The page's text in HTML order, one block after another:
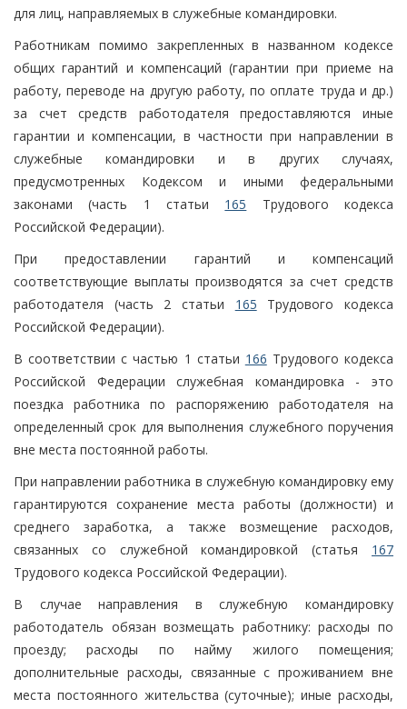
для лиц, направляемых в служебные командировки.
Работникам помимо закрепленных в названном кодексе
общих гарантий и компенсаций (гарантии при приеме на
работу, переводе на другую работу, по оплате труда и др.)
за счет средств работодателя предоставляются иные
гарантии и компенсации, в частности при направлении в
служебные командировки и в других случаях,
предусмотренных Кодексом и иными федеральными
законами (часть 1 статьи 165 Трудового кодекса
Российской Федерации).
При предоставлении гарантий и компенсаций
соответствующие выплаты производятся за счет средств
работодателя (часть 2 статьи 165 Трудового кодекса
Российской Федерации).
В соответствии с частью 1 статьи 166 Трудового кодекса
Российской Федерации служебная командировка - это
поездка работника по распоряжению работодателя на
определенный срок для выполнения служебного поручения
вне места постоянной работы.
При направлении работника в служебную командировку ему
гарантируются сохранение места работы (должности) и
среднего заработка, а также возмещение расходов,
связанных со служебной командировкой (статья 167
Трудового кодекса Российской Федерации).
В случае направления в служебную командировку
работодатель обязан возмещать работнику: расходы по
проезду; расходы по найму жилого помещения;
дополнительные расходы, связанные с проживанием вне
места постоянного жительства (суточные); иные расходы,